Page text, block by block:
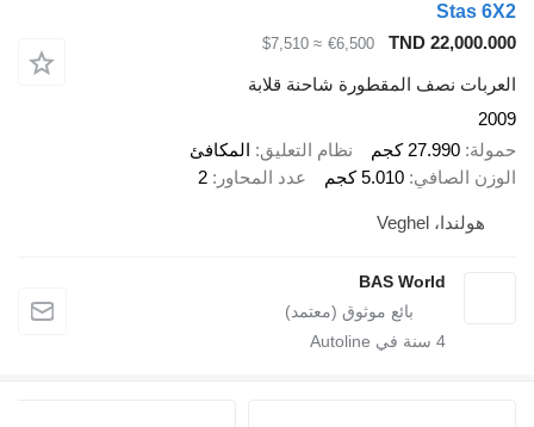
Stas 6X2
TND 22,000.000
€6,500
≈ $7,510
العربات نصف المقطورة شاحنة قلابة
2009
حمولة 27.990 كجم نظام التعليق المكافئ
الوزن الصافي 5.010 كجم عدد المحاور 2
هولندا، Veghel
BAS World
4 سنة في Autoline